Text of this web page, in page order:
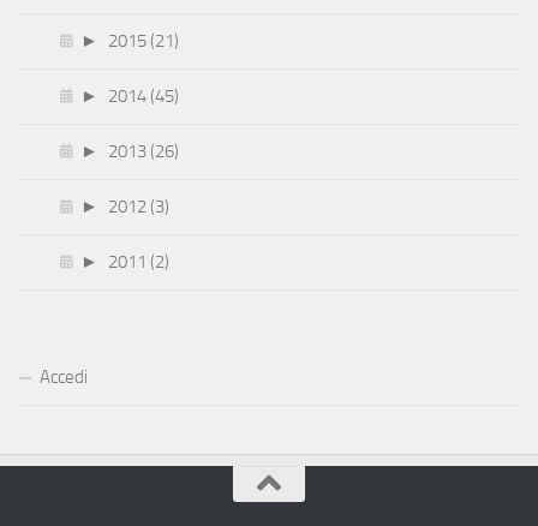
► 2015 (21)
► 2014 (45)
► 2013 (26)
► 2012 (3)
► 2011 (2)
Accedi